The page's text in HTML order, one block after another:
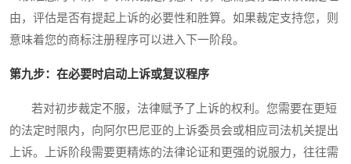
由，评估是否有提起上诉的必要性和胜算。如果裁定支持您，则
意味着您的商标注册程序可以进入下一阶段。
第九步：在必要时启动上诉或复议程序
若对初步裁定不服，法律赋予了上诉的权利。您需要在更短
的法定时限内，向阿尔巴尼亚的上诉委员会或相应司法机关提出
上诉。上诉阶段需要更精炼的法律论证和更强的说服力，往往需